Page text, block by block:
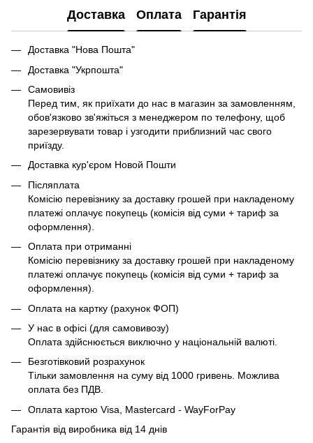
Доставка Оплата Гарантія
Доставка "Нова Пошта"
Доставка "Укрпошта"
Самовивіз
Перед тим, як приїхати до нас в магазин за замовленням,
обов'язково зв'яжіться з менеджером по телефону, щоб
зарезервувати товар і узгодити приблизний час свого
приїзду.
Доставка кур'єром Новой Пошти
Післяплата
Комісію перевізнику за доставку грошей при накладеному
платежі оплачує покупець (комісія від суми + тариф за
оформлення).
Оплата при отриманні
Комісію перевізнику за доставку грошей при накладеному
платежі оплачує покупець (комісія від суми + тариф за
оформлення).
Оплата на картку (рахунок ФОП)
У нас в офісі (для самовивозу)
Оплата здійснюється виключно у національній валюті.
Безготівковий розрахунок
Тільки замовлення на суму від 1000 гривень. Можлива
оплата без ПДВ.
Оплата картою Visa, Mastercard - WayForPay
Гарантія від виробника від 14 днів